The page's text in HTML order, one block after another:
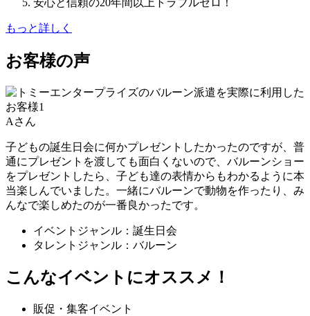
もっと詳しく
お客様の声
Aさん
子どもの誕生日会に何かプレゼントしたかったのですが、普
通にプレゼントを渡しても面白くないので、バルーンショー
をプレゼントしたら、子ども達の表情からもわかるように本
当楽しんでいました。一緒にバルーンで動物を作ったり、み
んなで楽しめたのが一番良かったです。
イベントジャンル：誕生日会
タレントジャンル：バルーン
こんなイベントにオススメ！
販促・集客イベント